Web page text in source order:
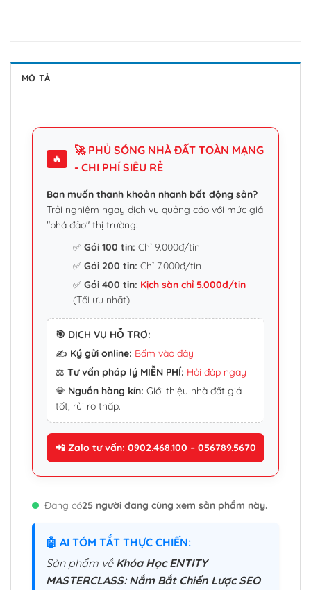
MÔ TẢ
🔥
🚀 PHỦ SÓNG NHÀ ĐẤT TOÀN MẠNG
- CHI PHÍ SIÊU RẺ
Bạn muốn thanh khoản nhanh bất động sản?
Trải nghiệm ngay dịch vụ quảng cáo với mức giá
"phá đảo" thị trường:
✅Gói 100 tin: Chỉ 9.000đ/tin
✅Gói 200 tin: Chỉ 7.000đ/tin
✅Gói 400 tin: Kịch sàn chỉ 5.000đ/tin
(Tối ưu nhất)
🎯 DỊCH VỤ HỖ TRỢ:
✍️ Ký gửi online: Bấm vào đây
⚖️ Tư vấn pháp lý MIỄN PHÍ: Hỏi đáp ngay
💎 Nguồn hàng kín: Giới thiệu nhà đất giá
tốt, rủi ro thấp.
📲 Zalo tư vấn: 0902.468.100 – 056789.5670
Đang có25 người đang cùng xem sản phẩm này.
🤖 AI TÓM TẮT THỰC CHIẾN:
Sản phẩm về Khóa Học ENTITY
MASTERCLASS: Nắm Bắt Chiến Lược SEO